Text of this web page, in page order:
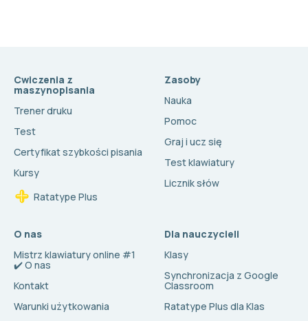
Cwiczenia z
maszynopisania
Trener druku
Test
Certyfikat szybkości pisania
Kursy
Ratatype Plus
Zasoby
Nauka
Pomoc
Graj i ucz się
Test klawiatury
Licznik słów
O nas
Mistrz klawiatury online #1
✔️ O nas
Kontakt
Warunki użytkowania
Dla nauczycieli
Klasy
Synchronizacja z Google
Classroom
Ratatype Plus dla Klas